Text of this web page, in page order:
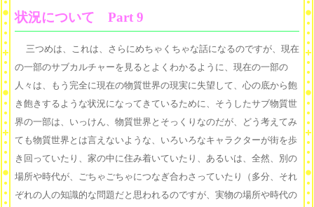
状況について Part 9
三つめは、これは、さらにめちゃくちゃな話になるのですが、現在
の一部のサブカルチャーを見るとよくわかるように、現在の一部の
人々は、もう完全に現在の物質世界の現実に失望して、心の底から飽
き飽きするような状況になってきているために、そうしたサブ物質世
界の一部は、いっけん、物質世界とそっくりなのだが、どう考えてみ
ても物質世界とは言えないような、いろいろなキャラクターが街を歩
き回っていたり、家の中に住み着いていたり、あるいは、全然、別の
場所や時代が、ごちゃごちゃにつなぎ合わさっていたり（多分、それ
ぞれの人の知識的な問題だと思われるのですが、実物の場所や時代の